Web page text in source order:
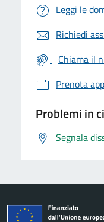
Leggi le
Richiedi
Chiama il
Prenota
Problemi in
Segnala